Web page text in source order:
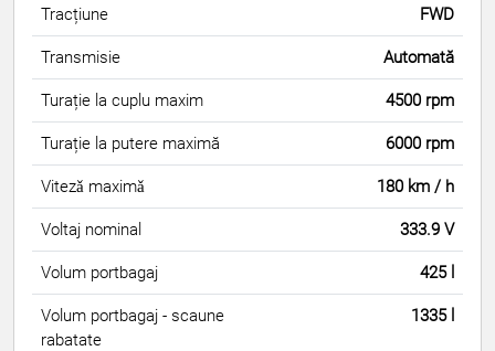
Tracțiune FWD
Transmisie Automată
Turație la cuplu maxim 4500 rpm
Turație la putere maximă 6000 rpm
Vitezǎ maximǎ 180 km / h
Voltaj nominal 333.9 V
Volum portbagaj 425 l
Volum portbagaj - scaune
rabatate
1335 l